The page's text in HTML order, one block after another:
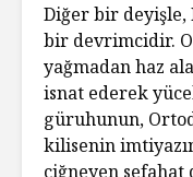
Diğer bir deyişle,
bir devrimcidir. O
yağmadan haz
isnat ederek
güruhunun,
kilisenin
çiğneyen sefahat